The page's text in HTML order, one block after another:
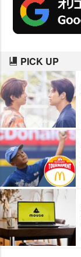
PICK UP